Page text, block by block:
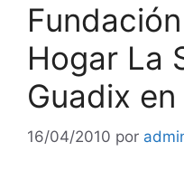
Hogar La
Guadix
16/04/2010 por